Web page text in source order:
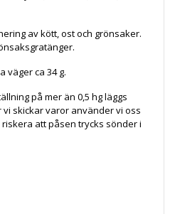
av kött, ost och grönsaker.
väger ca 34 g.
på mer än 0,5 hg läggs
skickar varor använder vi oss
att påsen trycks sönder i